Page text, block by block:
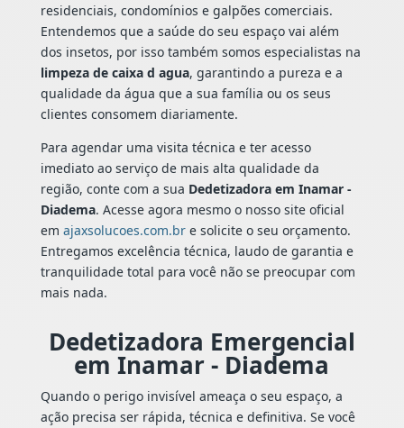
residenciais, condomínios e galpões comerciais.
Entendemos que a saúde do seu espaço vai além
dos insetos, por isso também somos especialistas na
limpeza de caixa d agua, garantindo a pureza e a
qualidade da água que a sua família ou os seus
clientes consomem diariamente.
Para agendar uma visita técnica e ter acesso
imediato ao serviço de mais alta qualidade da
região, conte com a sua Dedetizadora em Inamar -
Diadema. Acesse agora mesmo o nosso site oficial
em ajaxsolucoes.com.bre solicite o seu orçamento.
Entregamos excelência técnica, laudo de garantia e
tranquilidade total para você não se preocupar com
mais nada.
Dedetizadora Emergencial
em Inamar - Diadema
Quando o perigo invisível ameaça o seu espaço, a
ação precisa ser rápida, técnica e definitiva. Se você